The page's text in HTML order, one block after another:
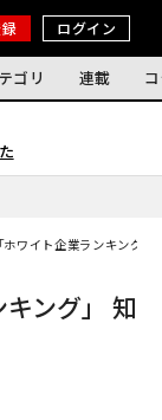
ログイン
ゴリ 連載
ワイト企業ランキング」
ング」 知